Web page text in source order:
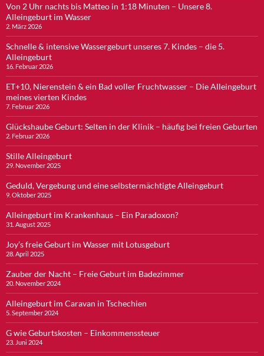
Von 2 Uhr nachts bis Matteo in 1:18 Minuten – Unsere 8.
Alleingeburt im Wasser
2. März 2026
Schnelle & intensive Wassergeburt unseres 7. Kindes – die 5.
Alleingeburt
16. Februar 2026
ET+10, Nierenstein & ein Bad voller Fruchtwasser – Die Alleingeburt
meines vierten Kindes
7. Februar 2026
Glückshaube Geburt: Selten in der Klinik – häufig bei freien Geburten
2. Februar 2026
Stille Alleingeburt
29. November 2025
Geduld, Vergebung und eine selbstermächtigte Alleingeburt
9. Oktober 2025
Alleingeburt im Krankenhaus – Ein Paradoxon?
31. August 2025
Joy’s freie Geburt im Wasser mit Lotusgeburt
28. April 2025
Zauber der Nacht – Freie Geburt im Badezimmer
20. November 2024
Alleingeburt im Caravan in Tschechien
5. September 2024
G wie Geburtskosten – Einkommenssteuer
23. Juni 2024